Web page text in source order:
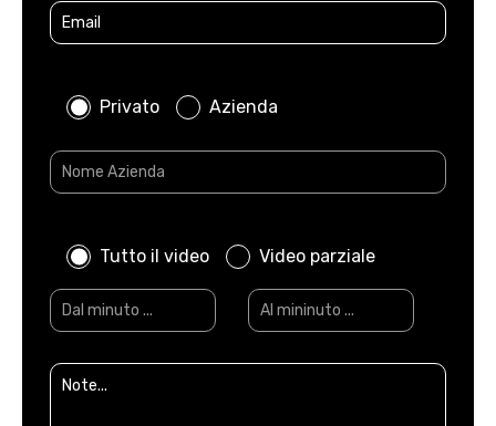
Privato Azienda
Tutto il video Video parziale